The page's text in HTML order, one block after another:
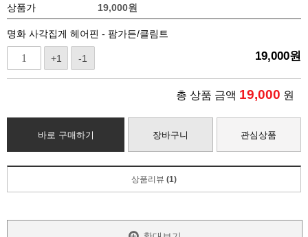
상품가 19,000원
명화 사각집게 헤어핀 - 팜가든/클림트
+1 -1 19,000원
총 상품 금액 19,000 원
바로 구매하기 장바구니 관심상품
상품리뷰 (1)